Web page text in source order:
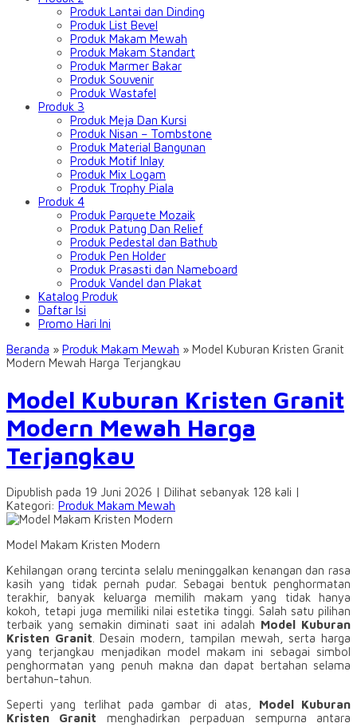
Produk Lantai dan Dinding
Produk List Bevel
Produk Makam Mewah
Produk Makam Standart
Produk Marmer Bakar
Produk Souvenir
Produk Wastafel
Produk 3
Produk Meja Dan Kursi
Produk Nisan – Tombstone
Produk Material Bangunan
Produk Motif Inlay
Produk Mix Logam
Produk Trophy Piala
Produk 4
Produk Parquete Mozaik
Produk Patung Dan Relief
Produk Pedestal dan Bathub
Produk Pen Holder
Produk Prasasti dan Nameboard
Produk Vandel dan Plakat
Katalog Produk
Daftar Isi
Promo Hari Ini
Beranda » Produk Makam Mewah » Model Kuburan Kristen Granit
Modern Mewah Harga Terjangkau
Model Kuburan Kristen Granit
Modern Mewah Harga
Terjangkau
Dipublish pada 19 Juni 2026 | Dilihat sebanyak 128 kali |
Kategori: Produk Makam Mewah
Model Makam Kristen Modern
Kehilangan orang tercinta selalu meninggalkan kenangan dan rasa
kasih yang tidak pernah pudar. Sebagai bentuk penghormatan
terakhir, banyak keluarga memilih makam yang tidak hanya
kokoh, tetapi juga memiliki nilai estetika tinggi. Salah satu pilihan
terbaik yang semakin diminati saat ini adalah Model Kuburan
Kristen Granit . Desain modern, tampilan mewah, serta harga
yang terjangkau menjadikan model makam ini sebagai simbol
penghormatan yang penuh makna dan dapat bertahan selama
bertahun-tahun.
Seperti yang terlihat pada gambar di atas, Model Kuburan
Kristen Granit menghadirkan perpaduan sempurna antara